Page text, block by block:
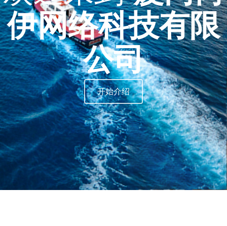
伊网络科技有限
公司
开始介绍